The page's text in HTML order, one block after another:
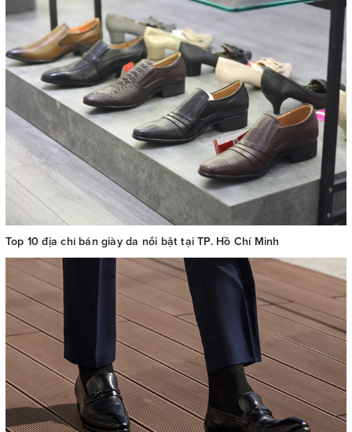
Top 10 địa chỉ bán giày da nổi bật tại TP. Hồ Chí Minh